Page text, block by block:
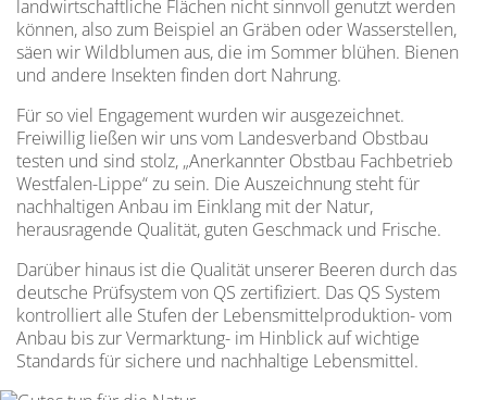
landwirtschaftliche Flächen nicht sinnvoll genutzt werden
können, also zum Beispiel an Gräben oder Wasserstellen,
säen wir Wildblumen aus, die im Sommer blühen. Bienen
und andere Insekten finden dort Nahrung.
Für so viel Engagement wurden wir ausgezeichnet.
Freiwillig ließen wir uns vom Landesverband Obstbau
testen und sind stolz, „Anerkannter Obstbau Fachbetrieb
Westfalen-Lippe“ zu sein. Die Auszeichnung steht für
nachhaltigen Anbau im Einklang mit der Natur,
herausragende Qualität, guten Geschmack und Frische.
Darüber hinaus ist die Qualität unserer Beeren durch das
deutsche Prüfsystem von QS zertifiziert. Das QS System
kontrolliert alle Stufen der Lebensmittelproduktion- vom
Anbau bis zur Vermarktung- im Hinblick auf wichtige
Standards für sichere und nachhaltige Lebensmittel.